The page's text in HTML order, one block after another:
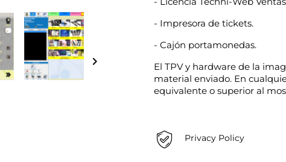

- Impresora de tickets.
- Cajón portamonedas.
El TPV y hardware de la
material enviado. En
equivalente o superior al
Privacy Policy